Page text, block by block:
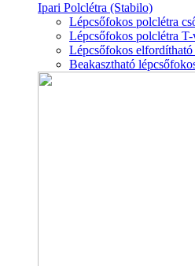
Ipari Polclétra (Stabilo)
Lépcsőfokos polclétra
Lépcsőfokos polclétra T-
Lépcsőfokos elfordítható
Beakasztható